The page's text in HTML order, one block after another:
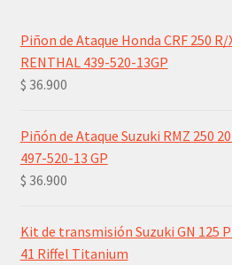
Piñon de Ataque Honda CRF 250 R/
RENTHAL 439-520-13GP
$ 36.900
Piñón de Ataque Suzuki RMZ 250
497-520-13 GP
$ 36.900
Kit de transmisión Suzuki GN 125
41 Riffel Titanium